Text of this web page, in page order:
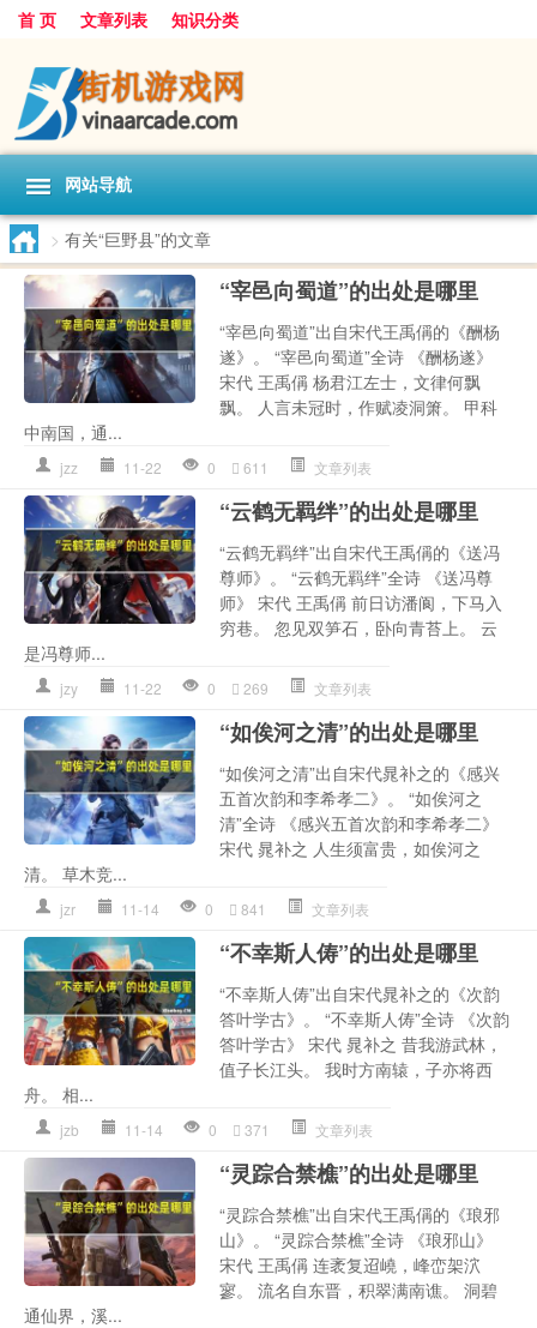
首 页 文章列表 知识分类
网站导航
> 有关“巨野县”的文章
“宰邑向蜀道”的出处是哪里
“宰邑向蜀道”出自宋代王禹偁的《酬杨
遂》。 “宰邑向蜀道”全诗 《酬杨遂》
宋代 王禹偁 杨君江左士，文律何飘
飘。 人言未冠时，作赋凌洞箫。 甲科
中南国，通...
jzz 11-22 0 611 文章列表
“云鹤无羁绊”的出处是哪里
“云鹤无羁绊”出自宋代王禹偁的《送冯
尊师》。 “云鹤无羁绊”全诗 《送冯尊
师》 宋代 王禹偁 前日访潘阆，下马入
穷巷。 忽见双笋石，卧向青苔上。 云
是冯尊师...
jzy 11-22 0 269 文章列表
“如俟河之清”的出处是哪里
“如俟河之清”出自宋代晁补之的《感兴
五首次韵和李希孝二》。 “如俟河之
清”全诗 《感兴五首次韵和李希孝二》
宋代 晁补之 人生须富贵，如俟河之
清。 草木竞...
jzr 11-14 0 841 文章列表
“不幸斯人俦”的出处是哪里
“不幸斯人俦”出自宋代晁补之的《次韵
答叶学古》。 “不幸斯人俦”全诗 《次韵
答叶学古》 宋代 晁补之 昔我游武林，
值子长江头。 我时方南辕，子亦将西
舟。 相...
jzb 11-14 0 371 文章列表
“灵踪合禁樵”的出处是哪里
“灵踪合禁樵”出自宋代王禹偁的《琅邪
山》。 “灵踪合禁樵”全诗 《琅邪山》
宋代 王禹偁 连袤复迢嶢，峰峦架泬
寥。 流名自东晋，积翠满南谯。 洞碧
通仙界，溪...